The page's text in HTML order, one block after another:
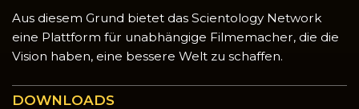
Aus diesem Grund bietet das Scientology Network
eine Plattform für unabhängige Filmemacher, die die
Vision haben, eine bessere Welt zu schaffen.
DOWNLOADS